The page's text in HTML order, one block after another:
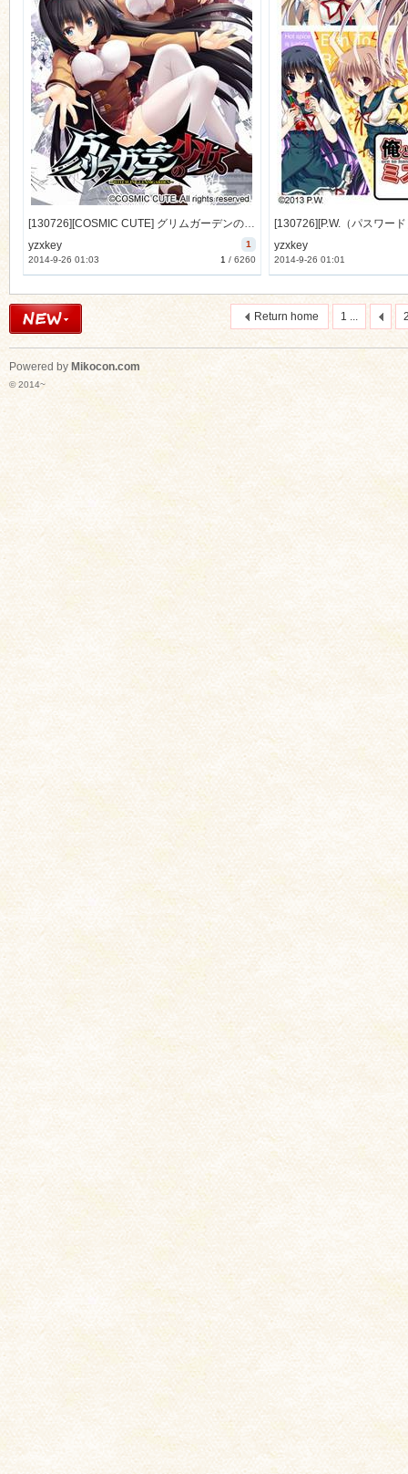
[130726][COSMIC CUTE] グリムガーデンの少女 -witch in gleamgarden- 初回限定版 [873M Lossless/149M JPG]
1
yzxkey
1 / 6260
2014-9-26 01:03
yzxkey
2014-9-26 01:01
1 ...
Return home
Powered by Mikocon.com
© 2014~